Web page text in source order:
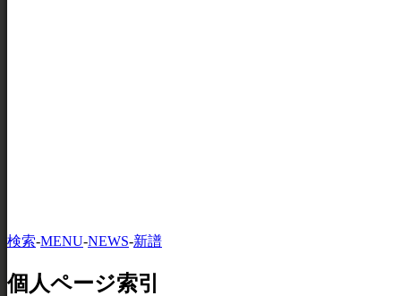
検索-MENU-NEWS-新譜
個人ページ索引